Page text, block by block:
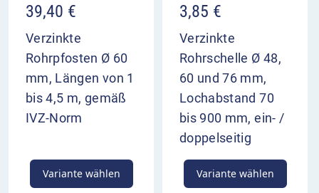
39,40 €
Verzinkte
Rohrpfosten Ø 60
mm, Längen von 1
bis 4,5 m, gemäß
IVZ-Norm
Variante wählen
3,85 €
Verzinkte
Rohrschelle Ø 48,
60 und 76 mm,
Lochabstand 70
bis 900 mm, ein- /
doppelseitig
Variante wählen